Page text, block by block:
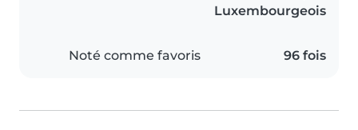
Luxembourgeois
Noté comme favoris 96 fois